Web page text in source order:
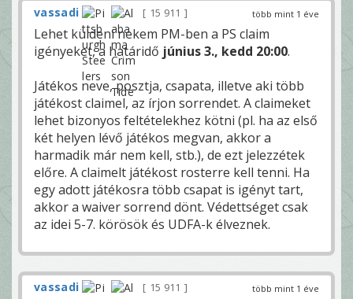
több mint 1 éve
vassadi 15 911
Lehet küldeni nekem PM-ben a PS claim
igényeket, a határidő június 3., kedd 20:00.
Játékos neve, posztja, csapata, illetve aki több
játékost claimel, az írjon sorrendet. A claimeket
lehet bizonyos feltételekhez kötni (pl. ha az első
két helyen lévő játékos megvan, akkor a
harmadik már nem kell, stb.), de ezt jelezzétek
előre. A claimelt játékost rosterre kell tenni. Ha
egy adott játékosra több csapat is igényt tart,
akkor a waiver sorrend dönt. Védettséget csak
az idei 5-7. körösök és UDFA-k élveznek.
több mint 1 éve
vassadi 15 911